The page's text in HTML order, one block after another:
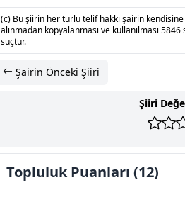
(c) Bu şiirin her türlü telif hakkı şairin
alınmadan kopyalanması ve kullanılması
suçtur.
Şairin Önceki Şiiri
Şiiri
Topluluk Puanları (12)